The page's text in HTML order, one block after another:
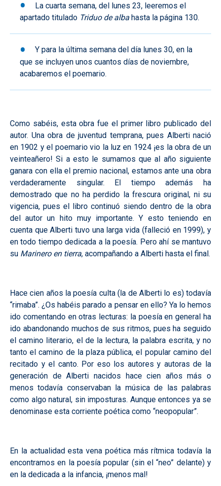
La cuarta semana, del lunes 23, leeremos el
apartado titulado Triduo de alba hasta la página 130.
Y para la última semana del día lunes 30, en la
que se incluyen unos cuantos días de noviembre,
acabaremos el poemario.
Como sabéis, esta obra fue el primer libro publicado del
autor. Una obra de juventud temprana, pues Alberti nació
en 1902 y el poemario vio la luz en 1924 ¡es la obra de un
veinteañero! Si a esto le sumamos que al año siguiente
ganara con ella el premio nacional, estamos ante una obra
verdaderamente singular. El tiempo además ha
demostrado que no ha perdido la frescura original, ni su
vigencia, pues el libro continuó siendo dentro de la obra
del autor un hito muy importante. Y esto teniendo en
cuenta que Alberti tuvo una larga vida (falleció en 1999), y
en todo tiempo dedicada a la poesía. Pero ahí se mantuvo
su Marinero en tierra, acompañando a Alberti hasta el final.
Hace cien años la poesía culta (la de Alberti lo es) todavía
“rimaba”. ¿Os habéis parado a pensar en ello? Ya lo hemos
ido comentando en otras lecturas: la poesía en general ha
ido abandonando muchos de sus ritmos, pues ha seguido
el camino literario, el de la lectura, la palabra escrita, y no
tanto el camino de la plaza pública, el popular camino del
recitado y el canto. Por eso los autores y autoras de la
generación de Alberti nacidos hace cien años más o
menos todavía conservaban la música de las palabras
como algo natural, sin imposturas. Aunque entonces ya se
denominase esta corriente poética como “neopopular”.
En la actualidad esta vena poética más rítmica todavía la
encontramos en la poesía popular (sin el “neo” delante) y
en la dedicada a la infancia, ¡menos mal!